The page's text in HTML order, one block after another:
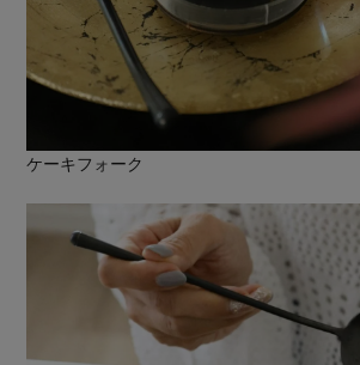
ケーキフォーク